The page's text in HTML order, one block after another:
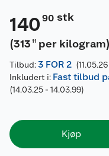
140 90 stk
(313 11 per kilogram)
Tilbud:3 FOR 2
Inkludert i: Fast tilbud
(14.03.25 - 14.03.99)
Kjøp